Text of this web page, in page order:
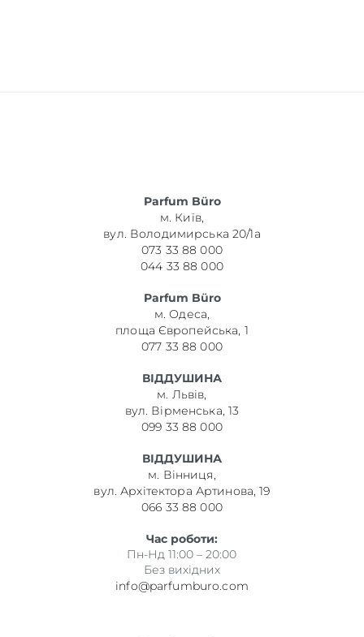
Parfum Büro
м. Київ,
вул. Володимирська 20/1а
073 33 88 000
044 33 88 000
Parfum Büro
м. Одеса,
площа Європейська, 1
077 33 88 000
ВІДДУШИНА
м. Львів,
вул. Вірменська, 13
099 33 88 000
ВІДДУШИНА
м. Вінниця,
вул. Архітектора Артинова, 19
066 33 88 000
Час роботи:
Пн-Нд 11:00 – 20:00
Без вихідних
info@parfumburo.com